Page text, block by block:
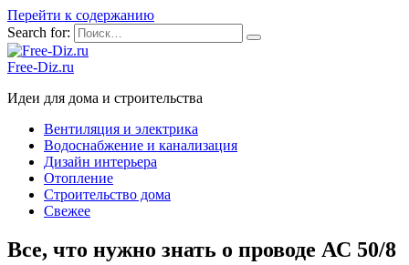
Перейти к содержанию
Search for:
Free-Diz.ru
Идеи для дома и строительства
Вентиляция и электрика
Водоснабжение и канализация
Дизайн интерьера
Отопление
Строительство дома
Свежее
Все, что нужно знать о проводе АС 50/8